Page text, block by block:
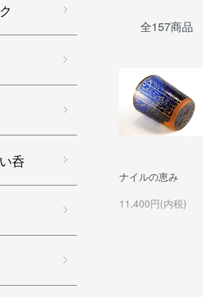
全157商品
ナイルの恵み
11,400円(内税)
呑